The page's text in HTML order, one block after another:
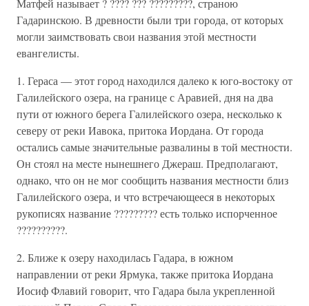
Матфей называет ? ???? ??? ?????????, страною
Гадаринскою. В древности были три города, от которых
могли заимствовать свои названия этой местности
евангелисты.
1. Гераса — этот город находился далеко к юго-востоку от
Галилейского озера, на границе с Аравией, дня на два
пути от южного берега Галилейского озера, несколько к
северу от реки Иавока, притока Иордана. От города
остались самые значительные развалины в той местности.
Он стоял на месте нынешнего Джераш. Предполагают,
однако, что он не мог сообщить названия местности близ
Галилейского озера, и что встречающееся в некоторых
рукописях название ????????? есть только испорченное
??????????.
2. Ближе к озеру находилась Гадара, в южном
направлении от реки Ярмука, также притока Иордана
Иосиф Флавий говорит, что Гадара была укрепленной